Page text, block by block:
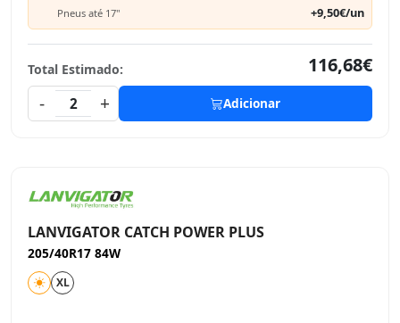
Pneus até 17" +9,50€/un
Total Estimado:
116,68€
-
2 + Adicionar
LANVIGATOR CATCH POWER PLUS
205/40R17 84W
XL